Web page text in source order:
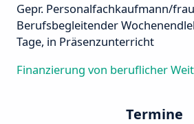
Gepr. Personalfachkaufmann/
Berufsbegleitender
Tage, in Präsenzunterricht
Finanzierung von beruflicher
Termine